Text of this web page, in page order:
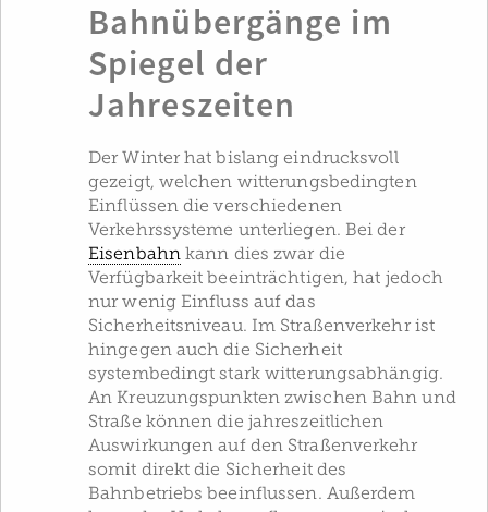
Bahnübergänge im
Spiegel der
Jahreszeiten
Der Winter hat bislang eindrucksvoll
gezeigt, welchen witterungsbedingten
Einflüssen die verschiedenen
Verkehrssysteme unterliegen. Bei der
Eisenbahnkann dies zwar die
Verfügbarkeit beeinträchtigen, hat jedoch
nur wenig Einfluss auf das
Sicherheitsniveau. Im Straßenverkehr ist
hingegen auch die Sicherheit
systembedingt stark witterungsabhängig.
An Kreuzungspunkten zwischen Bahn und
Straße können die jahreszeitlichen
Auswirkungen auf den Straßenverkehr
somit direkt die Sicherheit des
Bahnbetriebs beeinflussen. Außerdem